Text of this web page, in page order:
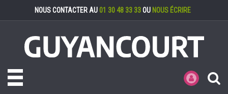
NOUS CONTACTER AU 01 30 48 33 33OU NOUS ÉCRIRE
Toggle navigation MES